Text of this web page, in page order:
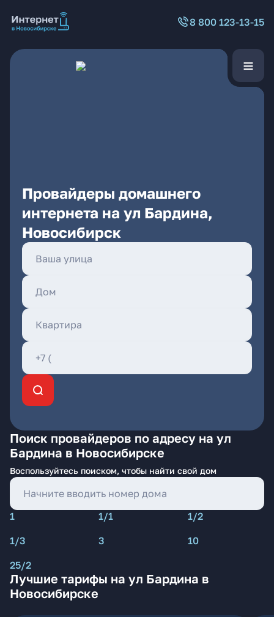
8 800 123-13-15
Провайдеры домашнего
интернета на ул Бардина,
Новосибирск
Поиск провайдеров по адресу на ул
Бардина в Новосибирске
Воспользуйтесь поиском, чтобы найти свой дом
1 1/1
1/2
1/3
3
10
25/2
Лучшие тарифы на ул Бардина в
Новосибирске